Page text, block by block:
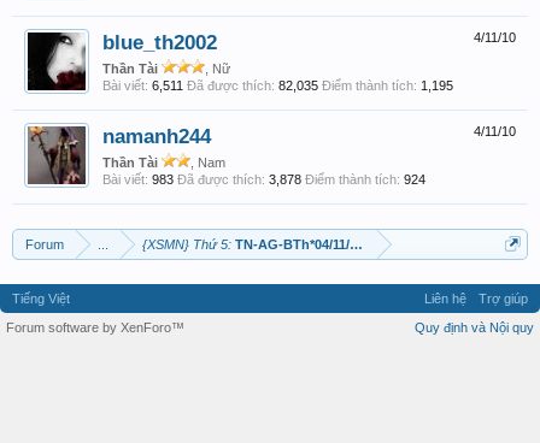
4/11/10
blue_th2002
Thần Tài
, Nữ
Bài viết: 6,511 Đã được thích: 82,035 Điểm thành tích: 1,195
4/11/10
namanh244
Thần Tài
, Nam
Bài viết: 983 Đã được thích: 3,878 Điểm thành tích: 924
Forum {XSMN} Thứ 5: TN-AG-BTh*04/11/2010*Hốt xác chủ lô!
Tiếng Việt Liên hệ
Trợ giúp
Quy định và Nội quy
Forum software by XenForo™